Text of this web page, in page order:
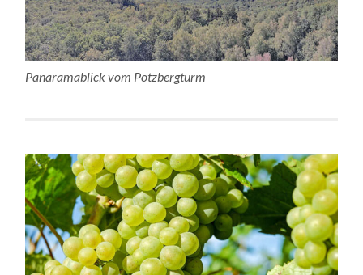
Panaramablick vom Potzbergturm